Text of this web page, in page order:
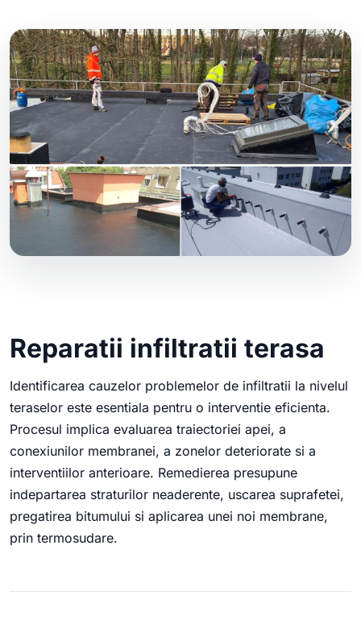
Reparatii infiltratii terasa
Identificarea cauzelor problemelor de infiltratii la nivelul
teraselor este esentiala pentru o interventie eficienta.
Procesul implica evaluarea traiectoriei apei, a
conexiunilor membranei, a zonelor deteriorate si a
interventiilor anterioare. Remedierea presupune
indepartarea straturilor neaderente, uscarea suprafetei,
pregatirea bitumului si aplicarea unei noi membrane,
prin termosudare.